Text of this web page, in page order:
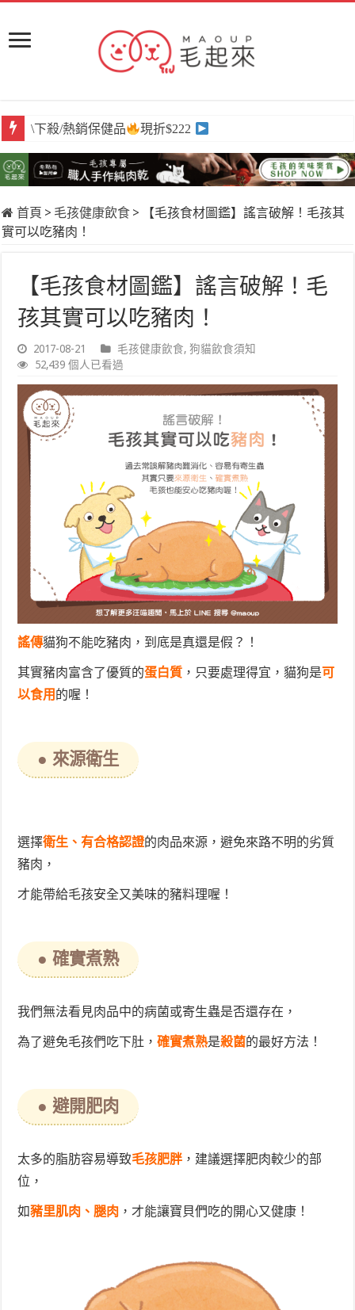
\必囤/阿姆好棒棒 12入組$399
首頁 > 毛孩健康飲食 >
【毛孩食材圖鑑】謠言破解！毛孩其
實可以吃豬肉！
【毛孩食材圖鑑】謠言破解！毛
孩其實可以吃豬肉！
2017-08-21 毛孩健康飲食,狗貓飲食須知
52,439 個人已看過
謠傳貓狗不能吃豬肉，到底是真還是假？！
其實豬肉富含了優質的蛋白質 ，只要處理得宜，貓狗是可
以食用 的喔！
● 來源衛生
選擇衛生、有合格認證的肉品來源，避免來路不明的劣質
豬肉，
才能帶給毛孩安全又美味的豬料理喔！
● 確實煮熟
我們無法看見肉品中的病菌或寄生蟲是否還存在，
為了避免毛孩們吃下肚，確實煮熟是殺菌的最好方法！
● 避開肥肉
太多的脂肪容易導致毛孩肥胖 ，建議選擇肥肉較少的部
位，
如豬里肌肉、腿肉 ，才能讓寶貝們吃的開心又健康！